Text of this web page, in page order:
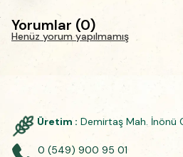
Yorumlar (0)
Henüz yorum yapılmamış
Üretim : Demirtaş Mah. İnönü
0 (549) 900 95 01